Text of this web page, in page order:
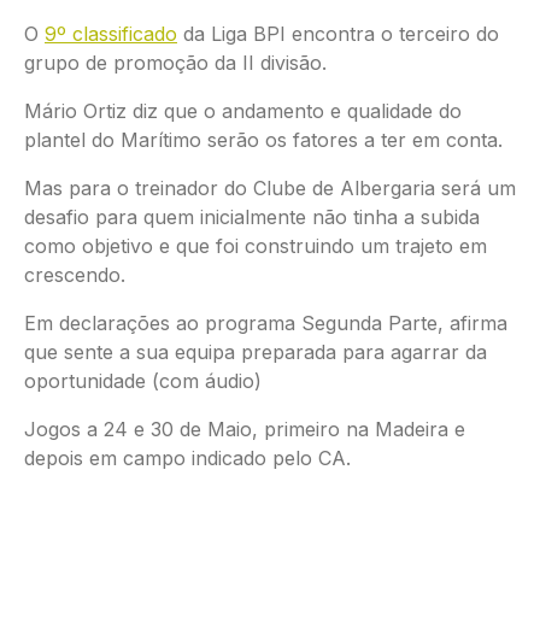
O 9º classificado da Liga BPI encontra o terceiro do
grupo de promoção da II divisão.
Mário Ortiz diz que o andamento e qualidade do
plantel do Marítimo serão os fatores a ter em conta.
Mas para o treinador do Clube de Albergaria será um
desafio para quem inicialmente não tinha a subida
como objetivo e que foi construindo um trajeto em
crescendo.
Em declarações ao programa Segunda Parte, afirma
que sente a sua equipa preparada para agarrar da
oportunidade (com áudio)
Jogos a 24 e 30 de Maio, primeiro na Madeira e
depois em campo indicado pelo CA.